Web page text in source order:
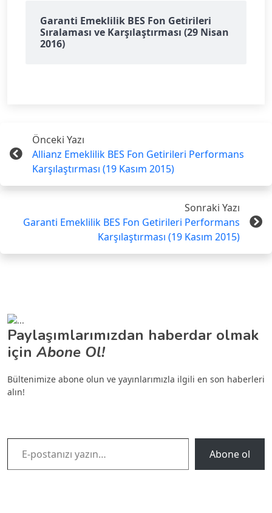
Garanti Emeklilik BES Fon Getirileri
Sıralaması ve Karşılaştırması (29 Nisan
2016)
Önceki Yazı
Allianz Emeklilik BES Fon Getirileri Performans
Karşılaştırması (19 Kasım 2015)
Sonraki Yazı
Garanti Emeklilik BES Fon Getirileri Performans
Karşılaştırması (19 Kasım 2015)
Paylaşımlarımızdan haberdar olmak
için Abone Ol!
Bültenimize abone olun ve yayınlarımızla ilgili en son haberleri
alın!
E-postanızı yazın…
Abone ol